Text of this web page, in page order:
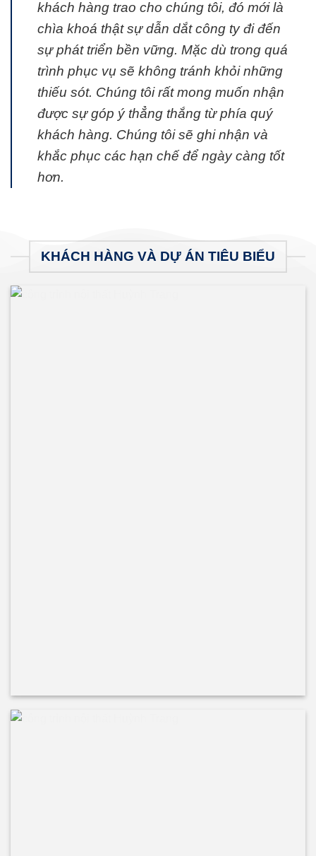
khách hàng trao cho chúng tôi, đó mới là
chìa khoá thật sự dẫn dắt công ty đi đến
sự phát triển bền vững. Mặc dù trong quá
trình phục vụ sẽ không tránh khỏi những
thiếu sót. Chúng tôi rất mong muốn nhận
được sự góp ý thẳng thắng từ phía quý
khách hàng. Chúng tôi sẽ ghi nhận và
khắc phục các hạn chế để ngày càng tốt
hơn.
KHÁCH HÀNG VÀ DỰ ÁN TIÊU BIỂU